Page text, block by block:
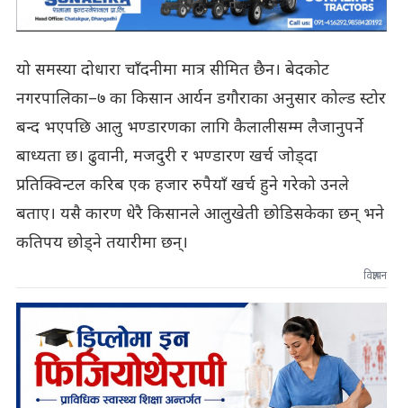
यो समस्या दोधारा चाँदनीमा मात्र सीमित छैन। बेदकोट
नगरपालिका–७ का किसान आर्यन डगौराका अनुसार कोल्ड स्टोर
बन्द भएपछि आलु भण्डारणका लागि कैलालीसम्म लैजानुपर्ने
बाध्यता छ। ढुवानी, मजदुरी र भण्डारण खर्च जोड्दा
प्रतिक्विन्टल करिब एक हजार रुपैयाँ खर्च हुने गरेको उनले
बताए। यसै कारण धेरै किसानले आलुखेती छोडिसकेका छन् भने
कतिपय छोड्ने तयारीमा छन्।
विज्ञापन